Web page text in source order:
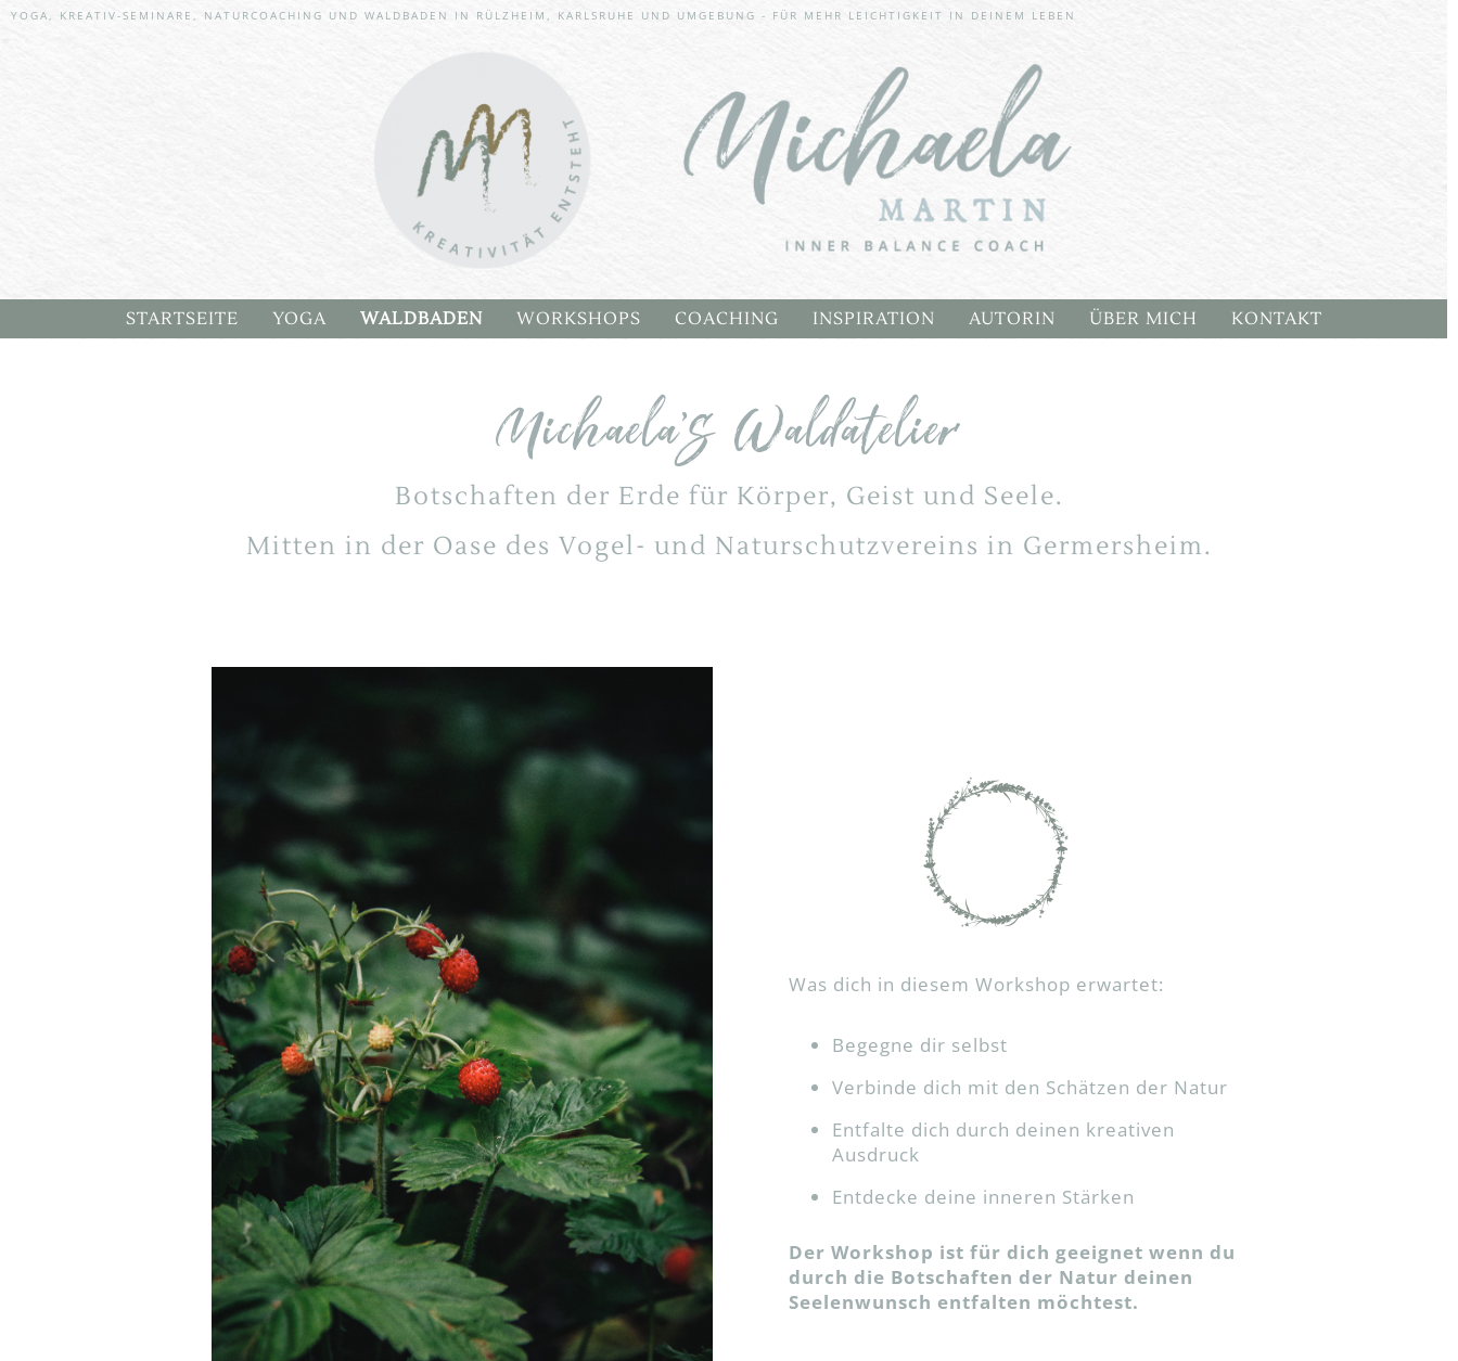
YOGA, KREATIV-SEMINARE, NATURCOACHING UND WALDBADEN IN RÜLZHEIM, KARLSRUHE UND UMGEBUNG - FÜR MEHR LEICHTIGKEIT IN DEINEM LEBEN
Skip to contentSTARTSEITE
YOGA
SANFTES YOGA AUF DEM STUHL
WALDBADEN
WORKSHOPS
INNER BALANCE WAY WORKSHOP
COACHING
INSPIRATION
KUNSTGALLERIE
AUTORIN ÜBER MICH KONTAKT
Michaela’s Waldatelier
Botschaften der Erde für Körper, Geist und Seele.
Mitten in der Oase des Vogel- und Naturschutzvereins in Germersheim.
Was dich in diesem Workshop erwartet:
Begegne dir selbst
Verbinde dich mit den Schätzen der Natur
Entfalte dich durch deinen kreativen
Ausdruck
Entdecke deine inneren Stärken
Der Workshop ist für dich geeignet wenn du
durch die Botschaften der Natur deinen
Seelenwunsch entfalten möchtest.
Immer aktiv
SPEICHERN